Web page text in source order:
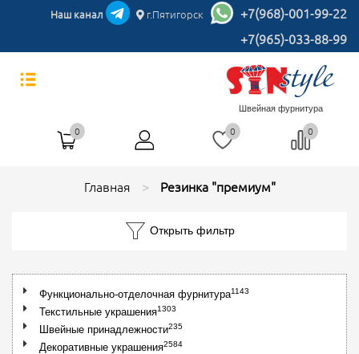
Наш канал г.Пятигорск
+7(968)-001-99-22
+7(965)-033-88-99
Швейная фурнитура
0 0 0
Главная Резинка "премиум"
Открыть фильтр
Функционально-отделочная фурнитура1143
Текстильные украшения1303
Швейные принадлежности235
Декоративные украшения2584